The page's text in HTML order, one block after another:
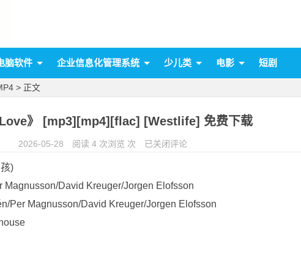
脑软件 企业信息化管理系统 少儿类 电影 短剧
> 正文
Love》 [mp3][mp4][flac] [Westlife] 免费下载
2026-05-28 阅读 4 次浏览 次 已关闭评论
)
Magnusson/David Kreuger/Jorgen Elofsson
Per Magnusson/David Kreuger/Jorgen Elofsson